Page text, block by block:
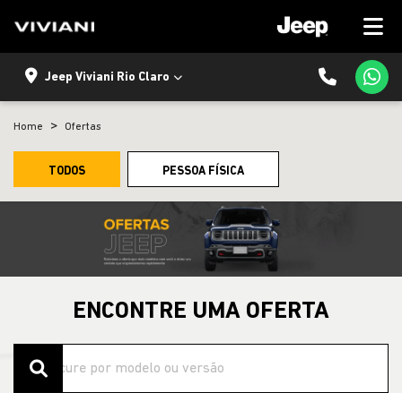
Jeep Viviani Rio Claro
Home Ofertas
TODOS PESSOA FÍSICA
ENCONTRE UMA OFERTA